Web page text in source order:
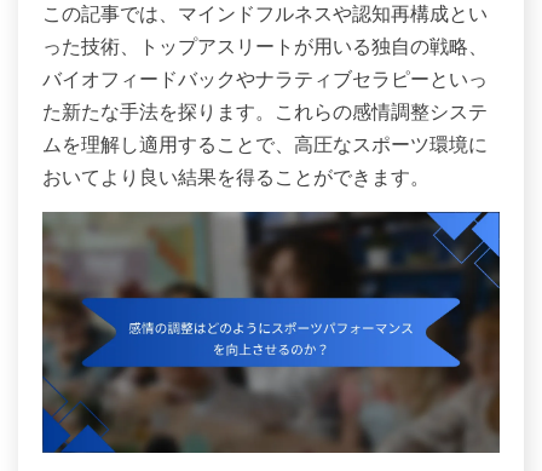
この記事では、マインドフルネスや認知再構成とい
った技術、トップアスリートが用いる独自の戦略、
バイオフィードバックやナラティブセラピーといっ
た新たな手法を探ります。これらの感情調整システ
ムを理解し適用することで、高圧なスポーツ環境に
おいてより良い結果を得ることができます。